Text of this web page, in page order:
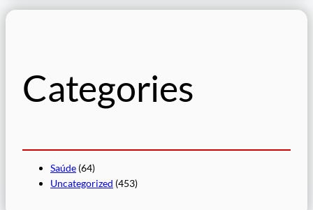
aCategories
Saúde (64)
Uncategorized (453)